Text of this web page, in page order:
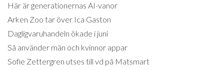
Här är generationernas AI-vanor
Arken Zoo tar över Ica Gaston
Dagligvaruhandeln ökade i juni
Så använder män och kvinnor appar
Sofie Zettergren utses till vd på Matsmart